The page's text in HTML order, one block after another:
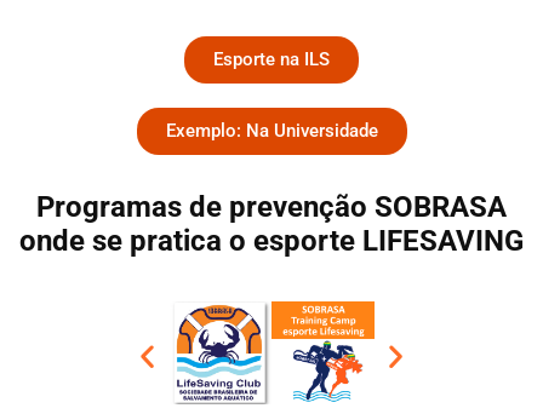
Esporte na ILS
Exemplo: Na Universidade
Programas de prevenção SOBRASA
onde se pratica o esporte LIFESAVING